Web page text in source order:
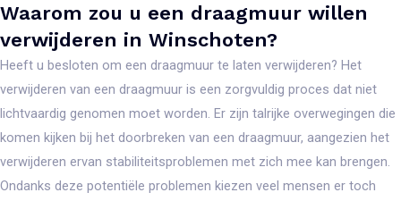
Waarom zou u een draagmuur willen
verwijderen in Winschoten?
Heeft u besloten om een draagmuur te laten verwijderen? Het
verwijderen van een draagmuur is een zorgvuldig proces dat niet
lichtvaardig genomen moet worden. Er zijn talrijke overwegingen die
komen kijken bij het doorbreken van een draagmuur, aangezien het
verwijderen ervan stabiliteitsproblemen met zich mee kan brengen.
Ondanks deze potentiële problemen kiezen veel mensen er toch